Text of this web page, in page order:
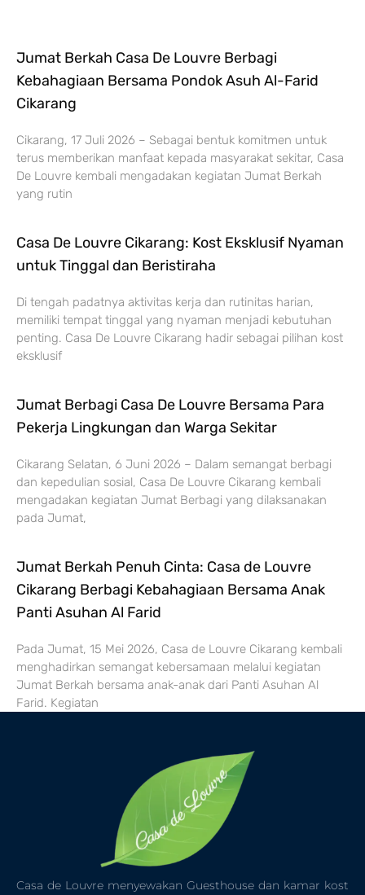
Jumat Berkah Casa De Louvre Berbagi
Kebahagiaan Bersama Pondok Asuh Al-Farid
Cikarang
Cikarang, 17 Juli 2026 – Sebagai bentuk komitmen untuk
terus memberikan manfaat kepada masyarakat sekitar, Casa
De Louvre kembali mengadakan kegiatan Jumat Berkah
yang rutin
Casa De Louvre Cikarang: Kost Eksklusif Nyaman
untuk Tinggal dan Beristiraha
Di tengah padatnya aktivitas kerja dan rutinitas harian,
memiliki tempat tinggal yang nyaman menjadi kebutuhan
penting. Casa De Louvre Cikarang hadir sebagai pilihan kost
eksklusif
Jumat Berbagi Casa De Louvre Bersama Para
Pekerja Lingkungan dan Warga Sekitar
Cikarang Selatan, 6 Juni 2026 – Dalam semangat berbagi
dan kepedulian sosial, Casa De Louvre Cikarang kembali
mengadakan kegiatan Jumat Berbagi yang dilaksanakan
pada Jumat,
Jumat Berkah Penuh Cinta: Casa de Louvre
Cikarang Berbagi Kebahagiaan Bersama Anak
Panti Asuhan Al Farid
Pada Jumat, 15 Mei 2026, Casa de Louvre Cikarang kembali
menghadirkan semangat kebersamaan melalui kegiatan
Jumat Berkah bersama anak-anak dari Panti Asuhan Al
Farid. Kegiatan
Casa de Louvre menyewakan Guesthouse dan kamar kost